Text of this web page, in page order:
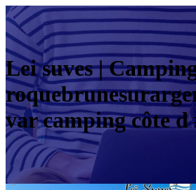
Lei suves |
var camping côte d